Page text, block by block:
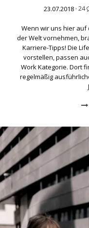
23.07.2018 · 24
Wenn wir uns hier auf
der Welt vornehmen,
Karriere-Tipps! Die
vorstellen, passen
Work Kategorie. Dort
regelmäßig